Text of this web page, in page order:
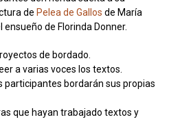
de Pelea de Gallos de María
de Florinda Donner.
de bordado.
a varias voces los textos.
participantes bordarán sus propias
que hayan trabajado textos y